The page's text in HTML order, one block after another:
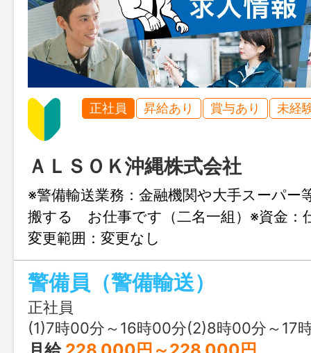
正社員 昇給あり 賞与あり 未経
ＡＬＳＯＫ沖縄株式会社
※警備輸送業務：金融機関や大手スーパー
搬する お仕事です（二名一組）※資
変更範囲：変更なし
警備員（警備輸送）
正社員
(1)7時00分～16時00分(2)8時00分～17時00分